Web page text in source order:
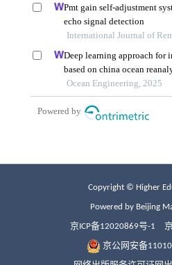
Copyright © Higher
Powered by Beijing
京ICP备12020869号-1
京公网安备